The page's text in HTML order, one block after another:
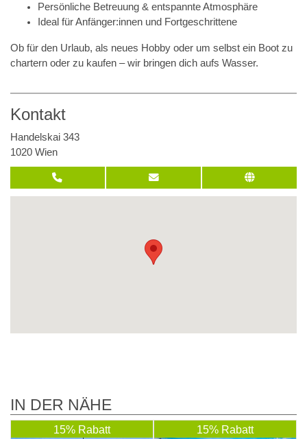
Persönliche Betreuung & entspannte Atmosphäre
Ideal für Anfänger:innen und Fortgeschrittene
Ob für den Urlaub, als neues Hobby oder um selbst ein Boot zu
chartern oder zu kaufen – wir bringen dich aufs Wasser.
Kontakt
Handelskai 343
1020 Wien
IN DER NÄHE
15% Rabatt 15% Rabatt